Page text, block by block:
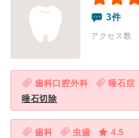
3件
アクセス数
歯科口腔外科 唾石症
唾石切除
歯科 虫歯
4.5